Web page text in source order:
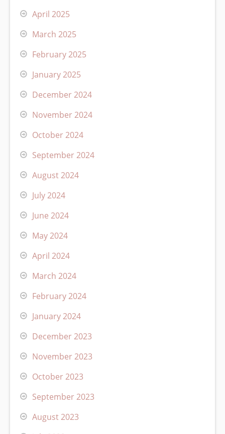
April 2025
March 2025
February 2025
January 2025
December 2024
November 2024
October 2024
September 2024
August 2024
July 2024
June 2024
May 2024
April 2024
March 2024
February 2024
January 2024
December 2023
November 2023
October 2023
September 2023
August 2023